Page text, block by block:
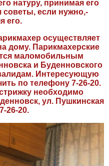
натуру, принимая его
советы, если нужно,-
его.
осуществляет
дому. Парикмахерские
маломобильным
и Буденновского
Интересующую
по телефону 7-26-20.
необходимо
ул. Пушкинская
26-20.